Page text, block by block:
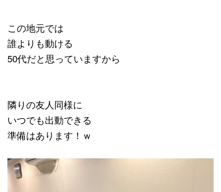
この地元では
誰よりも動ける
50代だと思っていますから
隣りの友人同様に
いつでも出動できる
準備はあります！ｗ